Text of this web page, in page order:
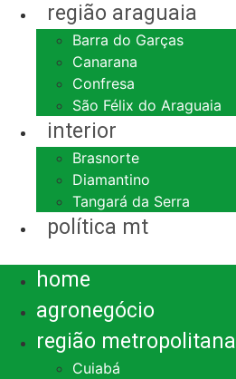
região araguaia
Barra do Garças
Canarana
Confresa
São Félix do Araguaia
interior
Brasnorte
Diamantino
Tangará da Serra
política mt
home
agronegócio
região metropolitana
Cuiabá